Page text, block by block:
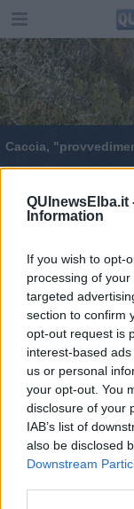
QUInewsElba.it
Information
If you wish to opt-
processing of
targeted
section to confirm
opt-out request is
interest-based
us or personal
your opt-out. You
disclosure of your
IAB’s list of
also be disclosed
Downstream
Caccia,
"La
Peste
Caccia,
Peste
"Un
Peste